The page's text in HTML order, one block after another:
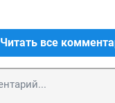
Читать все